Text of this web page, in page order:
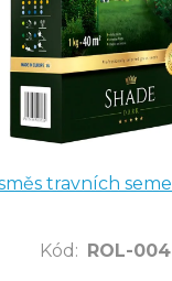
travních
Kód : ROL-004